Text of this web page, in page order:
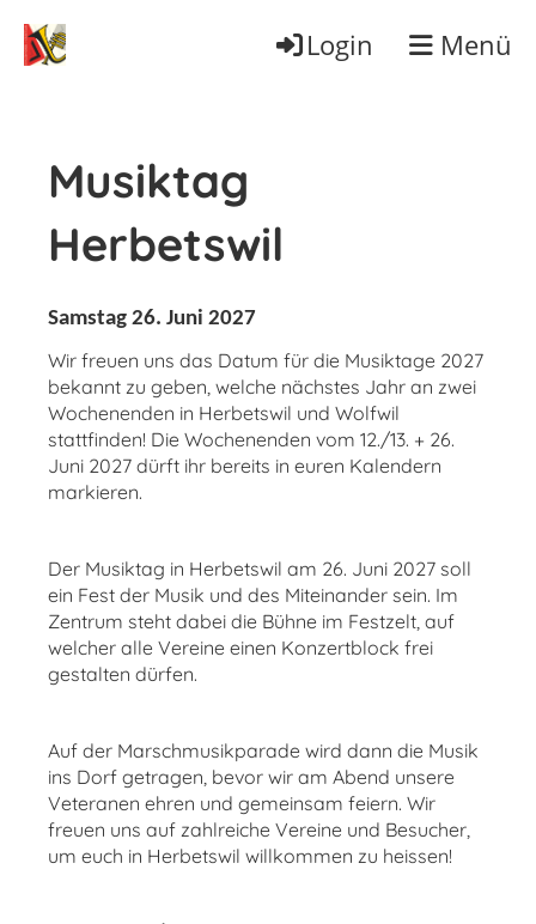
Login Menü
Musiktag
Herbetswil
Samstag 26. Juni 2027
Wir freuen uns das Datum für die Musiktage 2027
bekannt zu geben, welche nächstes Jahr an zwei
Wochenenden in Herbetswil und Wolfwil
stattfinden! Die Wochenenden vom 12./13. + 26.
Juni 2027 dürft ihr bereits in euren Kalendern
markieren.
Der Musiktag in Herbetswil am 26. Juni 2027 soll
ein Fest der Musik und des Miteinander sein. Im
Zentrum steht dabei die Bühne im Festzelt, auf
welcher alle Vereine einen Konzertblock frei
gestalten dürfen.
Auf der Marschmusikparade wird dann die Musik
ins Dorf getragen, bevor wir am Abend unsere
Veteranen ehren und gemeinsam feiern. Wir
freuen uns auf zahlreiche Vereine und Besucher,
um euch in Herbetswil willkommen zu heissen!